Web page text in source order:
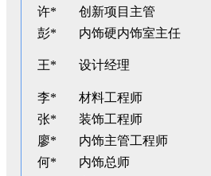
许*
创新项目主管
彭*
内饰硬内饰室主任
王* 设计经理
李*
材料工程师
张*
装饰工程师
廖*
内饰主管工程师
何*
内饰总师